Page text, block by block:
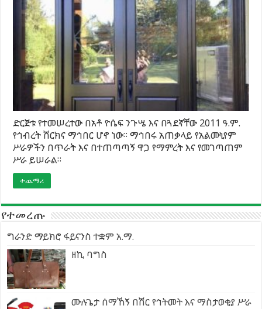
ድርጅቱ የተመሠረተው በአቶ ዮሴፍ ንጉሤ እና በጓደኛቸው 2011 ዓ.ም.
የኅብረት ሽርክና ማኅበር ሆኖ ነው። ማኅበሩ አጠቃላይ የአልሙኒየም
ሥራዎችን በጥራት እና በተጠጣጣኝ ዋጋ የማምረት እና የመገጣጠም
ሥራ ይሠራል።
ተጨማሪ
የተመረጡ
ግራንድ ማይክሮ ፋይናንስ ተቋም አ.ማ.
ዘኪ ባግስ
ሙሉጌታ ሰማኸኝ በሽር የኅትመት እና ማስታወቂያ ሥራ